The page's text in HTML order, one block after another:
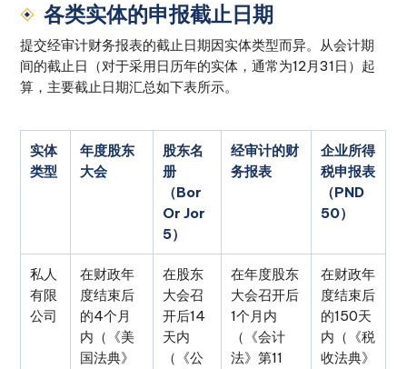
各类实体的申报截止日期
提交经审计财务报表的截止日期因实体类型而异。从会计期
间的截止日（对于采用日历年的实体，通常为12月31日）起
算，主要截止日期汇总如下表所示。
实体
类型
年度股东
大会
股东名
册
（Bor
Or Jor
5）
经审计的财
务报表
企业所得
税申报表
（PND
50）
私人
有限
公司
在财政年
度结束后
的4个月
内（《美
国法典》
在股东
大会召
开后14
天内
（《公
在年度股东
大会召开后
1个月内
（《会计
法》第11
在财政年
度结束后
的150天
内（《税
收法典》